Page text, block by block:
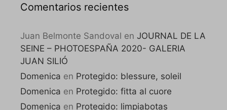
Comentarios recientes
Juan Belmonte Sandoval en JOURNAL DE LA
SEINE – PHOTOESPAÑA 2020- GALERIA
JUAN SILIÓ
Domenica en Protegido: blessure, soleil
Domenica en Protegido: fitta al cuore
Domenica en Protegido: limpiabotas